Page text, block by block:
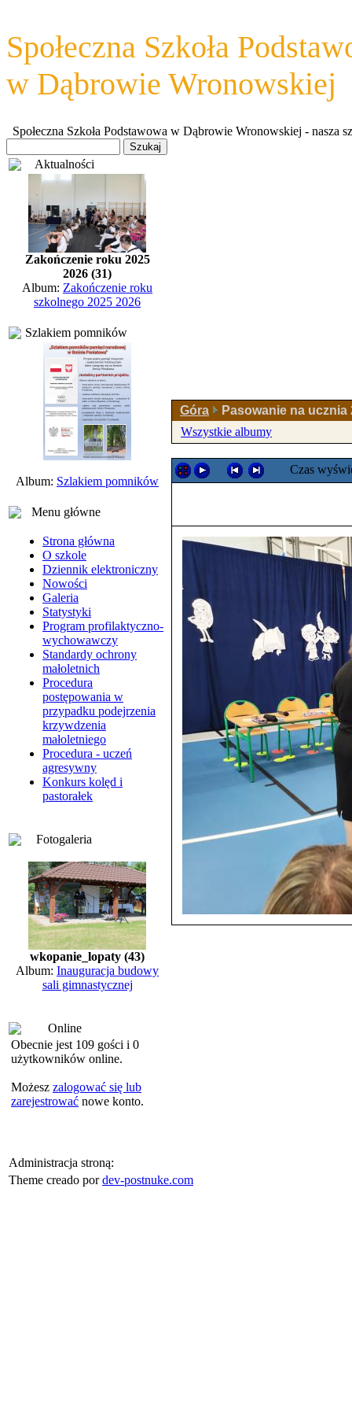
Społeczna Szkoła
w Dąbrowie Wronowskiej
Społeczna Szkoła Podstawowa w Dąbrowie Wronowskiej - nasza
Aktualności
Zakończenie roku 2025
2026 (31)
Album: Zakończenie roku
szkolnego 2025 2026
Szlakiem pomników
Album: Szlakiem pomników
Menu główne
Strona główna
O szkole
Dziennik elektroniczny
Nowości
Galeria
Statystyki
Program profilaktyczno-
wychowawczy
Standardy ochrony
małoletnich
Procedura
postępowania w
przypadku podejrzenia
krzywdzenia
małoletniego
Procedura - uczeń
agresywny
Konkurs kolęd i
pastorałek
Fotogaleria
wkopanie_lopaty (43)
Album: Inauguracja budowy
sali gimnastycznej
Online
Obecnie jest 109 gości i 0
użytkowników online.
Możesz zalogować się lub
zarejestrować nowe konto.
Góra
Pasowanie na ucznia
Wszystkie albumy
Czas
Administracja stroną:
Theme creado pordev-postnuke.com